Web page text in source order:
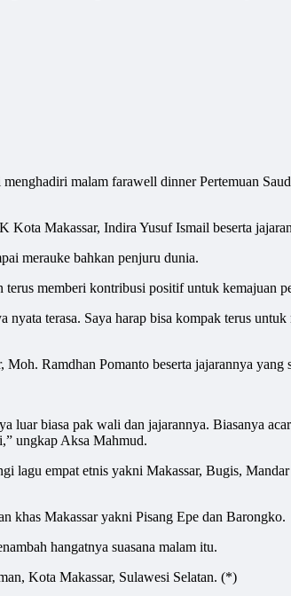
malam farawell dinner Pertemuan
Makassar, Indira Yusuf Ismail beserta
merauke bahkan penjuru dunia.
memberi kontribusi positif untuk kemajuan
terasa. Saya harap bisa kompak terus
Ramdhan Pomanto beserta jajarannya yang
luar biasa pak wali dan jajarannya. Biasanya
ungkap Aksa Mahmud.
lagu empat etnis yakni Makassar, Bugis,
khas Makassar yakni Pisang Epe dan Barongko.
hangatnya suasana malam itu.
Kota Makassar, Sulawesi Selatan. (*)